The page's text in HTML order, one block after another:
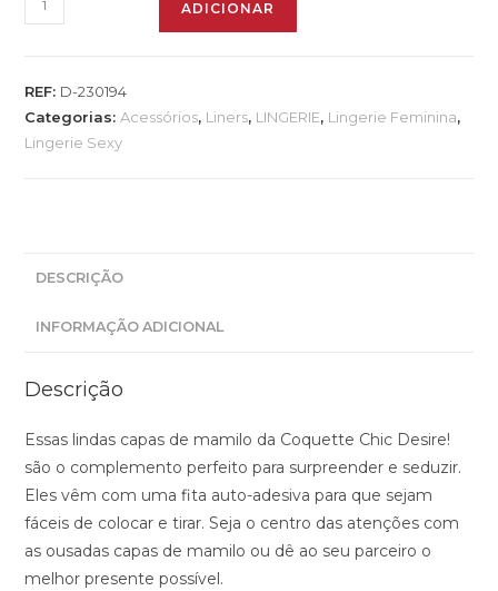
de
DESIRE
TAMPAS
NEGROS
ADICIONAR
REF: D-230194
Categorias:Acessórios, Liners, LINGERIE, Lingerie Feminina,
Lingerie Sexy
DESCRIÇÃO
INFORMAÇÃO ADICIONAL
Descrição
Essas lindas capas de mamilo da Coquette Chic Desire!
são o complemento perfeito para surpreender e seduzir.
Eles vêm com uma fita auto-adesiva para que sejam
fáceis de colocar e tirar. Seja o centro das atenções com
as ousadas capas de mamilo ou dê ao seu parceiro o
melhor presente possível.